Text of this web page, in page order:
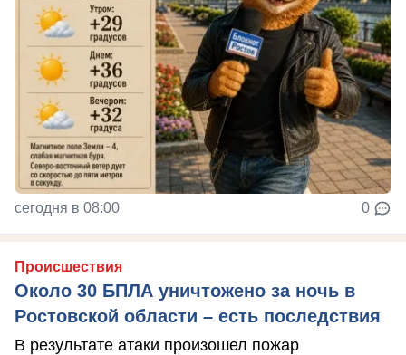
сегодня в 08:00 0
Происшествия
Около 30 БПЛА уничтожено за ночь в
Ростовской области – есть последствия
В результате атаки произошел пожар